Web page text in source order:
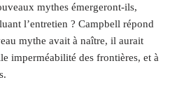
mythes émergeront-ils,
l’entretien ? Campbell répond
mythe avait à naître, il aurait
imperméabilité des frontières, et à